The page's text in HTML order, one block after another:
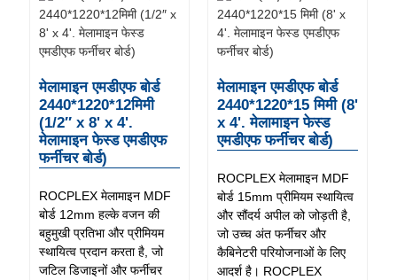
मेलामाइन एमडीएफ बोर्ड
2440*1220*12मिमी
(1/2″ x 8' x 4'.
मेलामाइन फेस्ड एमडीएफ
फर्नीचर बोर्ड)
ROCPLEX मेलामाइन MDF
बोर्ड 12mm हल्के वजन की
बहुमुखी प्रतिभा और प्रीमियम
स्थायित्व प्रदान करता है, जो
जटिल डिजाइनों और फर्नीचर
मेलामाइन एमडीएफ बोर्ड
2440*1220*15 मिमी (8'
x 4'. मेलामाइन फेस्ड
एमडीएफ फर्नीचर बोर्ड)
ROCPLEX मेलामाइन MDF
बोर्ड 15mm प्रीमियम स्थायित्व
और सौंदर्य अपील को जोड़ती है,
जो उच्च अंत फर्नीचर और
कैबिनेटरी परियोजनाओं के लिए
आदर्श है। ROCPLEX